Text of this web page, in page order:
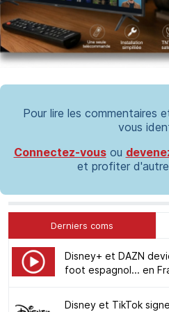
Pour lire les commentaires
vous
Connectez-vousou
et profiter
Derniers coms
Disney+ et DAZN
foot espagnol... en
Disney et TikTok